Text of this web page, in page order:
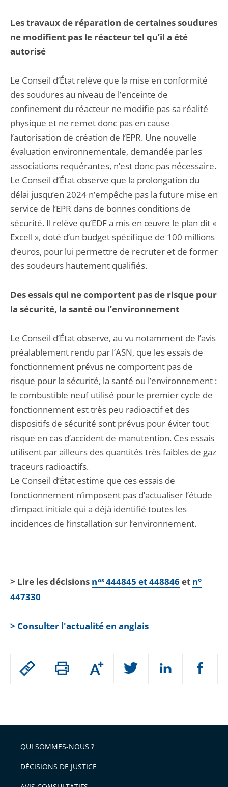
Passer
arriver
après
Augmenter
ou
l'article
pour
Les travaux de réparation de certaines soudures
ne modifient pas le réacteur tel qu’il a été
autorisé
Le Conseil d’État relève que la mise en conformité
des soudures au niveau de l’enceinte de
confinement du réacteur ne modifie pas sa réalité
physique et ne remet donc pas en cause
l’autorisation de création de l’EPR. Une nouvelle
évaluation environnementale, demandée par les
associations requérantes, n’est donc pas nécessaire.
Le Conseil d’État observe que la prolongation du
délai jusqu’en 2024 n’empêche pas la future mise en
service de l’EPR dans de bonnes conditions de
sécurité. Il relève qu’EDF a mis en œuvre le plan dit «
Excell », doté d’un budget spécifique de 100 millions
d’euros, pour lui permettre de recruter et de former
des soudeurs hautement qualifiés.
Des essais qui ne comportent pas de risque pour
la sécurité, la santé ou l’environnement
Le Conseil d’État observe, au vu notamment de l’avis
préalablement rendu par l’ASN, que les essais de
fonctionnement prévus ne comportent pas de
risque pour la sécurité, la santé ou l’environnement :
le combustible neuf utilisé pour le premier cycle de
fonctionnement est très peu radioactif et des
dispositifs de sécurité sont prévus pour éviter tout
risque en cas d’accident de manutention. Ces essais
utilisent par ailleurs des quantités très faibles de gaz
traceurs radioactifs.
Le Conseil d’État estime que ces essais de
fonctionnement n’imposent pas d’actualiser l’étude
d’impact initiale qui a déjà identifié toutes les
incidences de l’installation sur l’environnement.
> Lire les décisions nos444845 et 448846et n°
447330
> Consulter l'actualité en anglais
QUI SOMMES-NOUS ?
DÉCISIONS DE JUSTICE